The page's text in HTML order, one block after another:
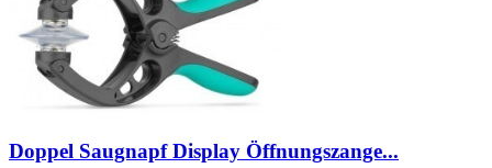
Doppel Saugnapf Display Öffnungszange...